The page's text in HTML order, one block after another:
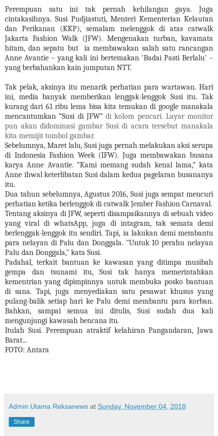
Perempuan satu ini tak pernah kehilangan gaya. Juga
cintakasihnya. Susi Pudjiastuti, Menteri Kementerian Kelautan
dan Perikanan (KKP), semalam melenggok di atas catwalk
Jakarta Fashion Walk (JFW). Mengenakan turban, kavamata
hitam, dan sepatu but
ia membawakan salah satu rancangan
Anne Avantie – yang kali ini bertemakan 'Badai Pasti Berlalu' –
yang berbahankan kain jumputan NTT.
Tak pelak, aksinya itu menarik perhatian para wartawan. Hari
ini, media banyak memberikan lenggak-lenggok Susi itu. Tak
kurang dari 61 ribu lema bisa kita temukan di google manakala
mencantumkan “Susi di JFW”di kolom pencari. Layar monitor
pun akan didominasi gambar Susi di acara tersebut manakala
kita memijit tombol gambar.
Sebelumnya, Maret lalu, Susi juga pernah melakukan aksi serupa
di Indonesia Fashion Week (IFW). Juga membawakan busana
karya Anne Avantie. “Kami memang sudah kenal lama,” kata
Anne ihwal keterlibatan Susi dalam kedua pagelaran busananya
itu.
Dua tahun sebelumnya, Agustus 2016, Susi juga sempat mencuri
perhatian ketika berlenggok di catwalk Jember Fashion Carnaval.
Tentang aksinya di JFW, seperti disampaikannya di sebuah video
yang viral di whatsApp, juga di intagram, tak semata demi
berlenggak-lenggok itu sendiri. Tapi, ia lakukan demi membantu
para nelayan di Palu dan Donggala. "Untuk 10 perahu nelayan
Palu dan Donggala," kata Susi.
Padahal, terkait bantuan ke kawasan yang ditimpa musibah
gempa dan tsunami itu, Susi tak hanya memerintahkan
kementrian yang dipimpinnya untuk membuka posko bantuan
di sana. Tapi, juga menyediakan satu pesawat khusus yang
pulang-balik setiap hari ke Palu demi membantu para korban.
Bahkan, sampai semua ini ditulis, Susi sudah dua kali
mengunjungi kawasah bencana itu.
Itulah Susi. Perempuan atraktif kelahiran Pangandaran, Jawa
Barat...
FOTO: Antara
Admin Utama Reksanews at Sunday, November 04, 2018
Share